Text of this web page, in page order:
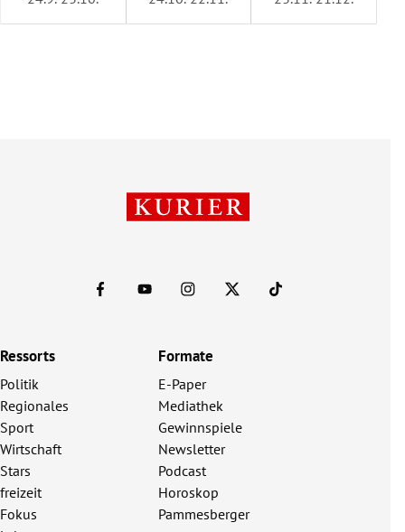
Ressorts
Politik
Regionales
Sport
Wirtschaft
Stars
freizeit
Fokus
Formate
E-Paper
Mediathek
Gewinnspiele
Newsletter
Podcast
Horoskop
Pammesberger